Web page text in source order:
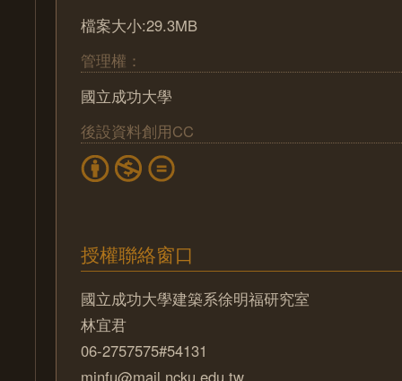
檔案大小:29.3MB
管理權：
國立成功大學
後設資料創用CC
授權聯絡窗口
國立成功大學建築系徐明福研究室
林宜君
06-2757575#54131
minfu@mail.ncku.edu.tw